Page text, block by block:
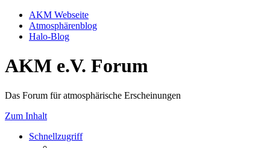
AKM Webseite
Atmosphärenblog
Halo-Blog
AKM e.V. Forum
Das Forum für atmosphärische Erscheinungen
Zum Inhalt
Schnellzugriff